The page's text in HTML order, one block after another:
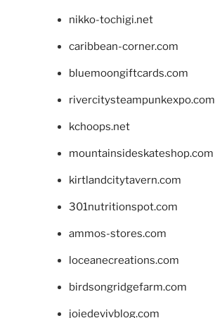
nikko-tochigi.net
caribbean-corner.com
bluemoongiftcards.com
rivercitysteampunkexpo.com
kchoops.net
mountainsideskateshop.com
kirtlandcitytavern.com
301nutritionspot.com
ammos-stores.com
loceanecreations.com
birdsongridgefarm.com
joiedevivblog.com